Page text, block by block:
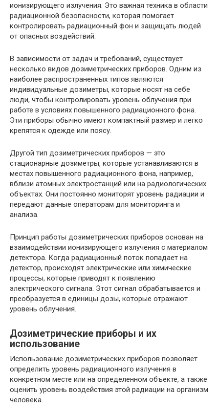
ионизирующего излучения. Это важная техника в области
радиационной безопасности, которая помогает
контролировать радиационный фон и защищать людей
от опасных воздействий.
В зависимости от задач и требований, существует
несколько видов дозиметрических приборов. Одним из
наиболее распространенных типов являются
индивидуальные дозиметры, которые носят на себе
люди, чтобы контролировать уровень облучения при
работе в условиях повышенного радиационного фона.
Эти приборы обычно имеют компактный размер и легко
крепятся к одежде или поясу.
Другой тип дозиметрических приборов — это
стационарные дозиметры, которые устанавливаются в
местах повышенного радиационного фона, например,
вблизи атомных электростанций или на радиологических
объектах. Они постоянно мониторят уровень радиации и
передают данные операторам для мониторинга и
анализа.
Принцип работы дозиметрических приборов основан на
взаимодействии ионизирующего излучения с материалом
детектора. Когда радиационный поток попадает на
детектор, происходят электрические или химические
процессы, которые приводят к появлению
электрического сигнала. Этот сигнал обрабатывается и
преобразуется в единицы дозы, которые отражают
уровень облучения.
Дозиметрические приборы и их
использование
Использование дозиметрических приборов позволяет
определить уровень радиационного излучения в
конкретном месте или на определенном объекте, а также
оценить уровень воздействия этой радиации на организм
человека.